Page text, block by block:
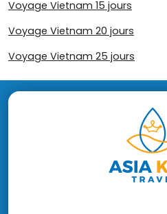
Voyage Vietnam 15 jours
Voyage Vietnam 20 jours
Voyage Vietnam 25 jours